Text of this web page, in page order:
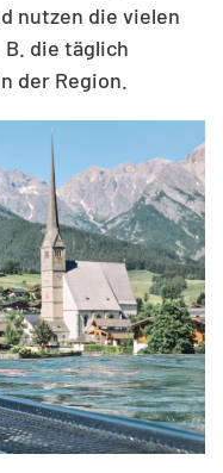
nutzen die vielen
B. die täglich
der Region.